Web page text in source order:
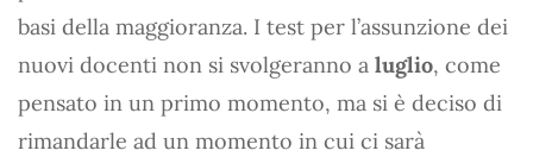
basi della maggioranza. I test per l’assunzione dei
nuovi docenti non si svolgeranno a luglio, come
pensato in un primo momento, ma si è deciso di
rimandarle ad un momento in cui ci sarà